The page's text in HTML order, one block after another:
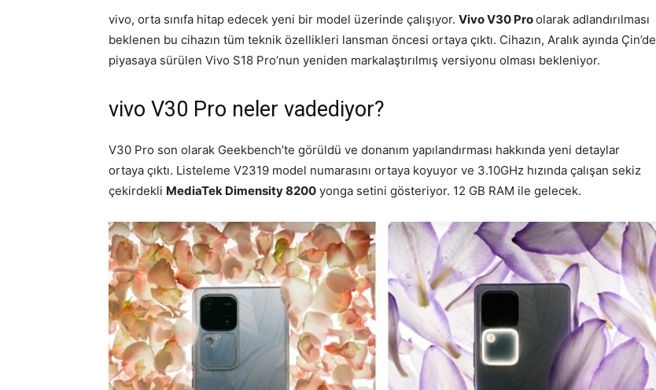
vivo, orta sınıfa hitap edecek yeni bir model üzerinde çalışıyor. Vivo V30 Proolarak adlandırılması
beklenen bu cihazın tüm teknik özellikleri lansman öncesi ortaya çıktı. Cihazın, Aralık ayında Çin’de
piyasaya sürülen Vivo S18 Pro’nun yeniden markalaştırılmış versiyonu olması bekleniyor.
vivo V30 Pro neler vadediyor?
V30 Pro son olarak Geekbench’te görüldü ve donanım yapılandırması hakkında yeni detaylar
ortaya çıktı. Listeleme V2319 model numarasını ortaya koyuyor ve 3.10GHz hızında çalışan sekiz
çekirdekli MediaTek Dimensity 8200 yonga setini gösteriyor. 12 GB RAM ile gelecek.